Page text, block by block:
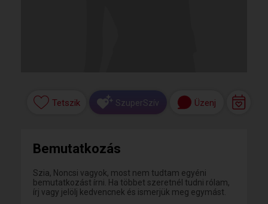
Tetszik SzuperSzív Üzenj
Bemutatkozás
Szia, Noncsi vagyok, most nem tudtam egyéni
bemutatkozást írni. Ha többet szeretnél tudni rólam,
írj vagy jelölj kedvencnek és ismerjük meg egymást.